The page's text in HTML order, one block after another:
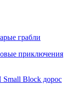
грабли
приключения
Block дорос